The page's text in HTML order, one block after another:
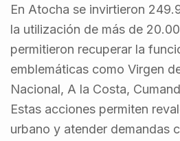
En Atocha se invirtieron
la utilización de más de
permitieron recuperar la
emblemáticas como Virgen
Nacional, A la Costa,
Estas acciones permiten
urbano y atender demandas